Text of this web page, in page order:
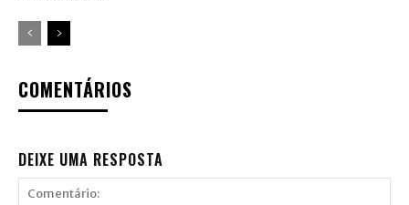
COMENTÁRIOS
DEIXE UMA RESPOSTA